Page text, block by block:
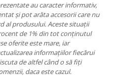
au caracter informativ,
și pot arăta accesorii care nu
al produsului. Aceste situații
de 1% din tot conținutul
oferite este mare, iar
informațiilor fiecărui
de altfel când o să fiți
daca este cazul.